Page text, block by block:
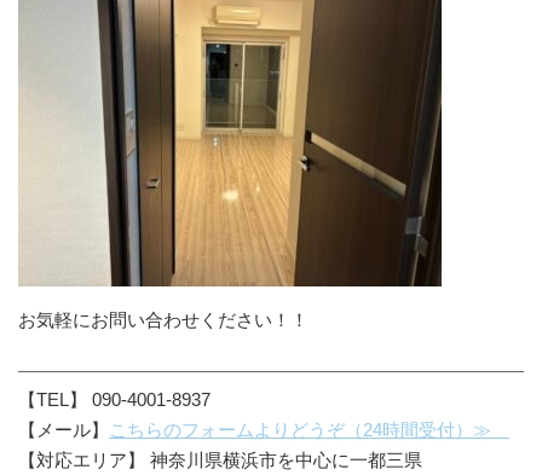
お気軽にお問い合わせください！！
【TEL】 090-4001-8937
【メール】
こちらのフォームよりどうぞ（24時間受付）≫
【対応エリア】 神奈川県横浜市を中心に一都三県